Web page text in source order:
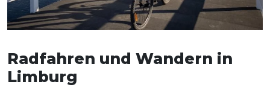
Radfahren und Wandern in
Limburg